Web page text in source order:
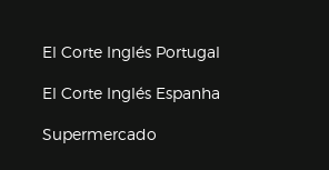
El Corte Inglés Portugal
El Corte Inglés Espanha
Supermercado